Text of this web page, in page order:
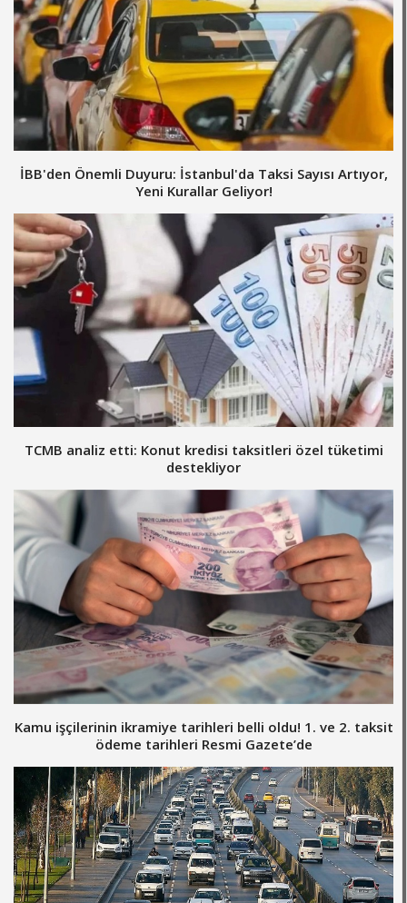
İBB'den Önemli Duyuru: İstanbul'da Taksi Sayısı Artıyor,
Yeni Kurallar Geliyor!
TCMB analiz etti: Konut kredisi taksitleri özel tüketimi
destekliyor
Kamu işçilerinin ikramiye tarihleri belli oldu! 1. ve 2. taksit
ödeme tarihleri Resmi Gazete’de